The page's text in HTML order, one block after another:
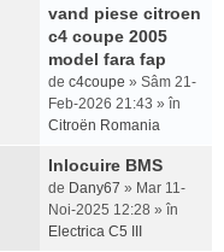
vand piese citroen
c4 coupe 2005
model fara fap
de c4coupe » Sâm 21-
Feb-2026 21:43 » în
Citroën Romania
Inlocuire BMS
de Dany67 » Mar 11-
Noi-2025 12:28 » în
Electrica C5 III